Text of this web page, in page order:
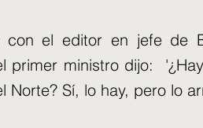
con el editor en jefe de
primer ministro dijo:
Norte? Sí, lo hay, pero lo